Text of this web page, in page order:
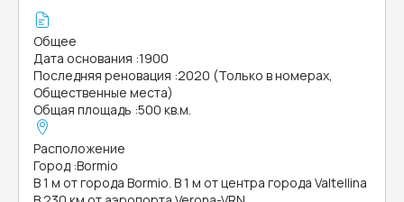
Общее
Дата основания :1900
Последняя реновация :2020 (Только в номерах,
Общественные места)
Общая площадь :500 кв.м.
Расположение
Город :Bormio
В 1 м от города Bormio. В 1 м от центра города Valtellina